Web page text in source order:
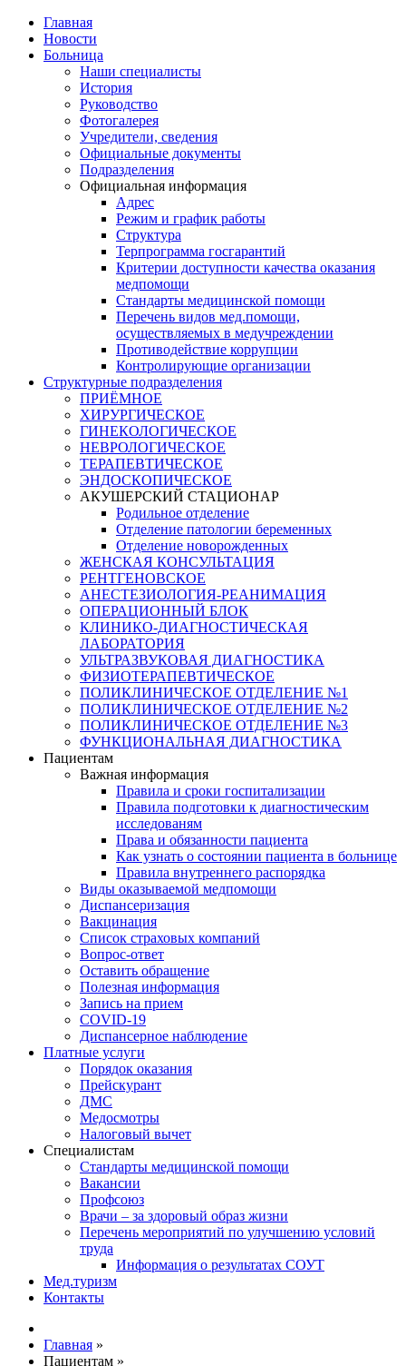
Главная
Новости
Больница
Наши специалисты
История
Руководство
Фотогалерея
Учредители, сведения
Официальные документы
Подразделения
Официальная информация
Адрес
Режим и график работы
Структура
Терпрограмма госгарантий
Критерии доступности качества оказания
медпомощи
​Стандарты медицинской помощи
Перечень видов мед.помощи,
осуществляемых в медучреждении
Противодействие коррупции
Контролирующие организации
Структурные подразделения
ПРИЁМНОЕ
ХИРУРГИЧЕСКОЕ
ГИНЕКОЛОГИЧЕСКОЕ
НЕВРОЛОГИЧЕСКОЕ
ТЕРАПЕВТИЧЕСКОЕ
ЭНДОСКОПИЧЕСКОЕ
АКУШЕРСКИЙ СТАЦИОНАР
Родильное отделение
Отделение патологии беременных
Отделение новорожденных
ЖЕНСКАЯ КОНСУЛЬТАЦИЯ
РЕНТГЕНОВСКОЕ
АНЕСТЕЗИОЛОГИЯ-РЕАНИМАЦИЯ
ОПЕРАЦИОННЫЙ БЛОК
КЛИНИКО-ДИАГНОСТИЧЕСКАЯ
ЛАБОРАТОРИЯ
УЛЬТРАЗВУКОВАЯ ДИАГНОСТИКА
ФИЗИОТЕРАПЕВТИЧЕСКОЕ
ПОЛИКЛИНИЧЕСКОЕ ОТДЕЛЕНИЕ №1
ПОЛИКЛИНИЧЕСКОЕ ОТДЕЛЕНИЕ №2
ПОЛИКЛИНИЧЕСКОЕ ОТДЕЛЕНИЕ №3
ФУНКЦИОНАЛЬНАЯ ДИАГНОСТИКА
Пациентам
Важная информация
Правила и сроки госпитализации
Правила подготовки к диагностическим
исследованям
Права и обязанности пациента
Как узнать о состоянии пациента в больнице
Правила внутреннего распорядка
Виды оказываемой медпомощи
Диспансеризация
Вакцинация
Список страховых компаний
Вопрос-ответ
Оставить обращение
Полезная информация
Запись на прием
COVID-19
Диспансерное наблюдение
Платные услуги
Порядок оказания
Прейскурант
ДМС
Медосмотры
Налоговый вычет
Специалистам
Стандарты медицинской помощи
Вакансии
Профсоюз
Врачи – за здоровый образ жизни
Перечень мероприятий по улучшению условий
труда
Информация о результатах СОУТ
Мед.туризм
Контакты
Главная »
Пациентам »